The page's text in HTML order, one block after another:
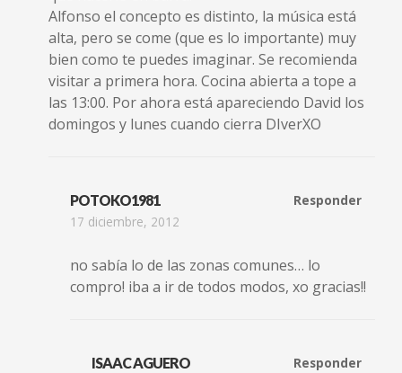
Alfonso el concepto es distinto, la música está
alta, pero se come (que es lo importante) muy
bien como te puedes imaginar. Se recomienda
visitar a primera hora. Cocina abierta a tope a
las 13:00. Por ahora está apareciendo David los
domingos y lunes cuando cierra DIverXO
POTOKO1981
17 diciembre, 2012
Responder
no sabía lo de las zonas comunes… lo
compro! iba a ir de todos modos, xo gracias!!
ISAAC AGUERO
Responder